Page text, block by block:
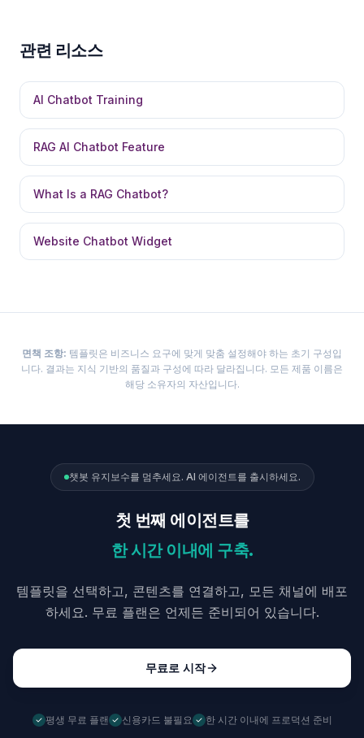
관련 리소스
AI Chatbot Training
RAG AI Chatbot Feature
What Is a RAG Chatbot?
Website Chatbot Widget
면책 조항: 템플릿은 비즈니스 요구에 맞게 맞춤 설정해야 하는 초기 구성입
니다. 결과는 지식 기반의 품질과 구성에 따라 달라집니다. 모든 제품 이름은
해당 소유자의 자산입니다.
챗봇 유지보수를 멈추세요. AI 에이전트를 출시하세요.
첫 번째 에이전트를
한 시간 이내에 구축.
템플릿을 선택하고, 콘텐츠를 연결하고, 모든 채널에 배포
하세요. 무료 플랜은 언제든 준비되어 있습니다.
무료로 시작
평생 무료 플랜 신용카드 불필요 한 시간 이내에 프로덕션 준비